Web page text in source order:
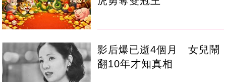
影后爆已逝4個月 女兒鬧
翻10年才知真相